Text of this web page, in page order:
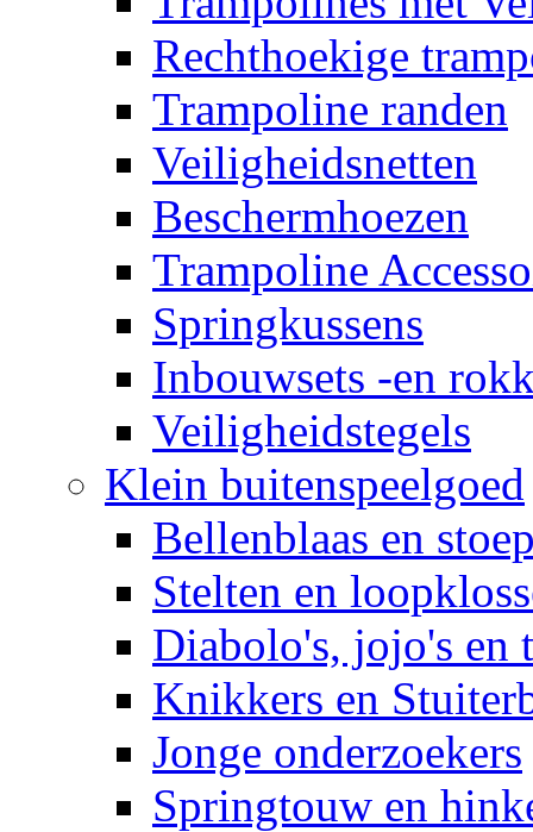
Rechthoekige
Trampoline randen
Veiligheidsnetten
Beschermhoezen
Trampoline
Springkussens
Inbouwsets -en
Veiligheidstegels
Klein buitenspeelgoed
Bellenblaas en
Stelten en
Diabolo's, jojo's en
Knikkers en
Jonge onderzoekers
Springtouw en